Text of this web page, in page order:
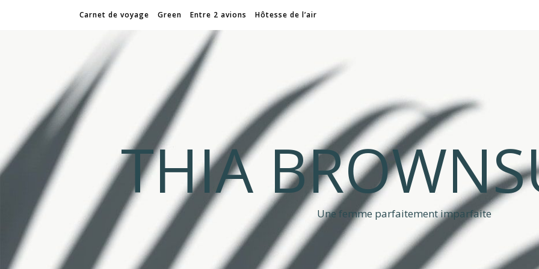
Carnet de voyage Green Entre 2 avions Hôtesse de l’air
THIA
Une femme parfaitement imparfaite